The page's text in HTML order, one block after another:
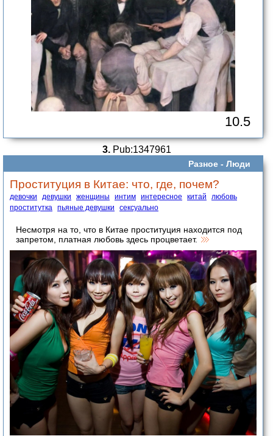
10.5
3.Pub:1347961
Разное - Люди
Проституция в Китае: что, где, почем?
девочки девушки женщины интим интересное китай
любовь
проститутка пьяные девушки сексуально
Несмотря на то, что в Китае проституция находится под
запретом, платная любовь здесь процветает.